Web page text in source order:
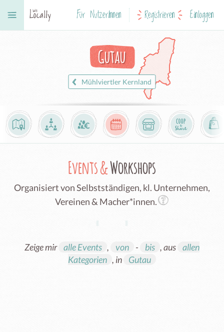
Für NutzerInnen Registrieren Einloggen
Gutau
Mühlviertler Kernland
Events &Workshops
Organisiert von Selbstständigen, kl. Unternehmen,
Vereinen & Macher*innen.
Zeige mir alle Events , von - bis , aus allen
Kategorien , in Gutau